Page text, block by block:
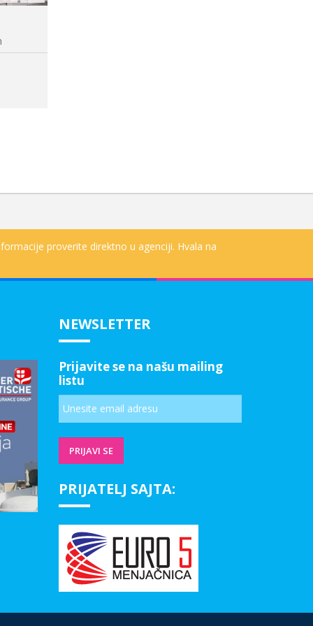
proverite direktno u agenciji. Hvala na
NEWSLETTER
Prijavite se na našu mailing
listu
PRIJATELJ SAJTA: